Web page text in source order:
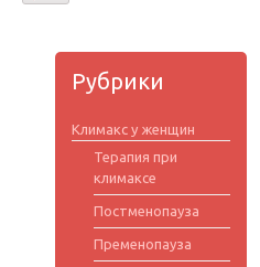
Рубрики
Климакс у женщин
Терапия при
климаксе
Постменопауза
Пременопауза